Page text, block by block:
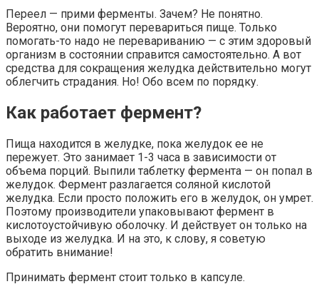
Переел — прими ферменты. Зачем? Не понятно.
Вероятно, они помогут перевариться пище. Только
помогать-то надо не перевариванию — с этим здоровый
организм в состоянии справится самостоятельно. А вот
средства для сокращения желудка действительно могут
облегчить страдания. Но! Обо всем по порядку.
Как работает фермент?
Пища находится в желудке, пока желудок ее не
пережует. Это занимает 1-3 часа в зависимости от
объема порций. Выпили таблетку фермента — он попал в
желудок. Фермент разлагается соляной кислотой
желудка. Если просто положить его в желудок, он умрет.
Поэтому производители упаковывают фермент в
кислотоустойчивую оболочку. И действует он только на
выходе из желудка. И на это, к слову, я советую
обратить внимание!
Принимать фермент стоит только в капсуле.